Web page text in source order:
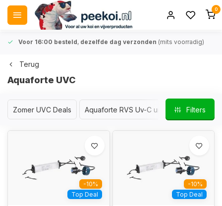
0
Voor 16:00 besteld, dezelfde dag verzonden (mits voorradig)
Terug
Aquaforte UVC
Zomer UVC Deals Aquaforte RVS Uv-C unit 130 WattFilters
-10%
Top Deal
-10%
Top Deal